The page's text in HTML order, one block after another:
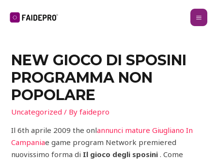
NEW GIOCO DI SPOSINI
PROGRAMMA NON
POPOLARE
Uncategorized / Byfaidepro
Il 6th aprile 2009 the onlannunci mature Giugliano In
Campaniae game program Network premiered
nuovissimo forma di Il gioco degli sposini. Come